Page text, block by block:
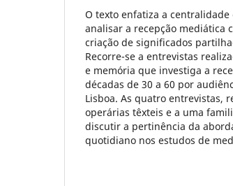
O texto enfatiza a
analisar a recepção mediática
criação de significados
Recorre-se a entrevistas
e memória que investiga a
décadas de 30 a 60 por
Lisboa. As quatro entrevistas,
operárias têxteis e a uma
discutir a pertinência da
quotidiano nos estudos de